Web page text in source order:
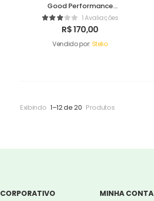
Good Performance
Humidifer1 Avaliações
R$170,00
Vendido por: Stelio
Exibindo 1–12 de 20 Produtos
CORPORATIVO MINHA CONTA